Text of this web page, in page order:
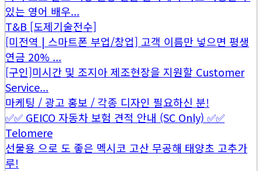
있는 영어 배우...
T&B [도제기술전수]
[미전역 | 스마트폰 부업/창업] 고객 이름만 넣으면 평생
연금 20% ...
[구인]미시간 및 조지아 제조현장을 지원할 Customer
Service...
마케팅 / 광고 홍보 / 각종 디자인 필요하신 분!
✅✅ GEICO 자동차 보험 견적 안내 (SC Only) ✅✅
Telomere
선물용 으로 도 좋은 멕시코 고산 무공해 태양초 고추가
루!